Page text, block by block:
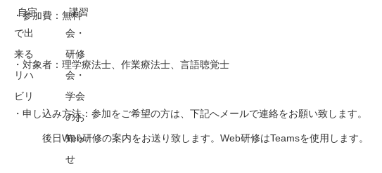
・参加費：無料
・対象者：理学療法士、作業療法士、言語聴覚士
・申し込み方法：参加をご希望の方は、下記へメールで連絡をお願い致します。
後日Web研修の案内をお送り致します。Web研修はTeamsを使用します。
自宅
で出
来る
リハ
ビリ
講習
会・
研修
会・
学会
のお
知ら
せ